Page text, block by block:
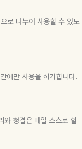
로 나누어 사용할 수 있도
에만 사용을 허가합니다.
와 청결은 매일 스스로 할